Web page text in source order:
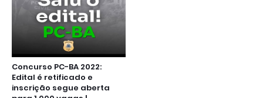
Concurso PC-BA 2022:
Edital é retificado e
inscrição segue aberta